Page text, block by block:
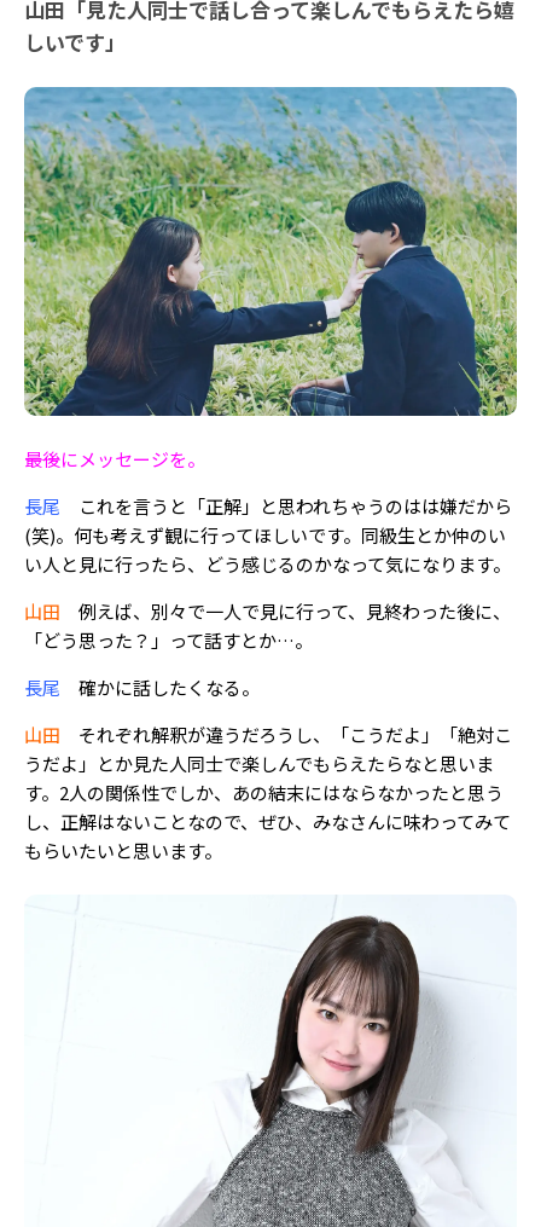
山田「見た人同士で話し合って楽しんでもらえたら嬉
しいです」
――最後にメッセージを。
長尾 これを言うと「正解」と思われちゃうのはは嫌だから
(笑)。何も考えず観に行ってほしいです。同級生とか仲のい
い人と見に行ったら、どう感じるのかなって気になります。
山田 例えば、別々で一人で見に行って、見終わった後に、
「どう思った？」って話すとか…。
長尾 確かに話したくなる。
山田 それぞれ解釈が違うだろうし、「こうだよ」「絶対こ
うだよ」とか見た人同士で楽しんでもらえたらなと思いま
す。2人の関係性でしか、あの結末にはならなかったと思う
し、正解はないことなので、ぜひ、みなさんに味わってみて
もらいたいと思います。